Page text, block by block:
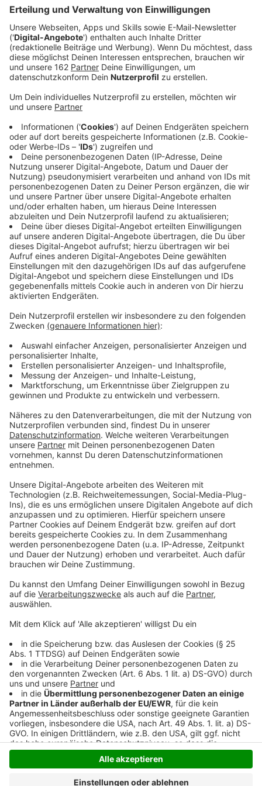
Anzeige
haben.
Veröffentlicht:Donnerstag, 05.12.2024 11:40
Anzeige
Das Moers Festival beschreitet bei seinem
ungewöhnliche Wege. Ab Februar setzt es auf das
neue "Pay What You Want"-Modell. Dabei werden fünf
Preisstufen zwischen 40 und 300 Euro angeboten, es
handelt sich laut Organisatoren aber nur um
Empfehlungen. Ob mehr oder weniger gezahlt wird,
entscheidet jeder selbst. Damit möchte das Moers
Festival allen Zugang zu Musik und Kultur verschaffen
- unabhängig von ihren finanziellen Möglichkeiten.
Schwerpunktland ist diesmal China, künstlerisch geht
es vor allem um das Thema "Stille".Hier gibt es mehr
Infos.
Anzeige
Ab morgen gibt es das Early-Bird-Ticket zum
Festpreis
Anzeige
Schon ab Freitag (6.12.) können Festivalfans rund zwei
Monate lang das limitierte Early-Bird-Ticket kaufen -
zum Festpreis von 120 Euro. Neben der Platzgarantie
für die Konzerte in der Festivalhalle ermöglicht das
auch die Teilnahme an einem exklusiven
Geheimkonzert. Für alle, die das Moers Festival auf
besonders nachhaltige Weise unterstützen möchten,
gibt es das Ticket für „stille Held*innen“ (300 €).
Käufer unterstützen damit nicht nur das Festival,
sondern erhalten auch exklusive Vorteile: den Zutritt
zum Geheimkonzert, ein Festivalshirt, Backstage-
Zugang und Catering. Auch dieses Ticket ist ab dem 6.
Dezember 2024 (bis zum Festival) erhältlich.
Anzeige
Anzeige